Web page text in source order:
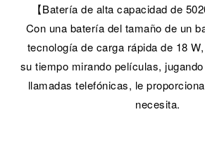
【Batería de alta capacidad de
Con una batería del tamaño de un
tecnología de carga rápida de 18
su tiempo mirando películas,
llamadas telefónicas, le
necesita.